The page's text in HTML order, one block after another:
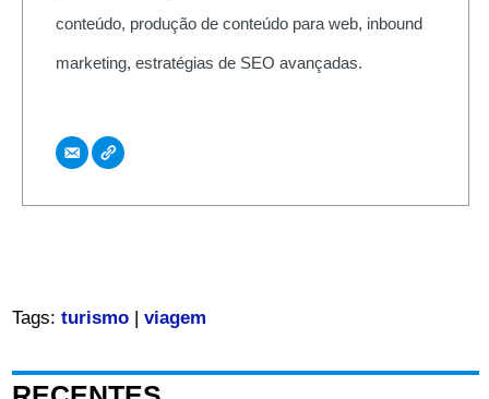
conteúdo, produção de conteúdo para web, inbound
marketing, estratégias de SEO avançadas.
Tags: turismo| viagem